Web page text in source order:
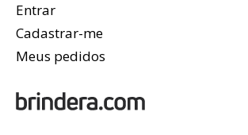
Entrar
Cadastrar-me
Meus pedidos